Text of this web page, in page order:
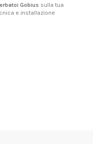
Gobius sulla tua
e installazione